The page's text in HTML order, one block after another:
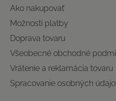
Ako nakupovať
Možnosti platby
Doprava tovaru
Všeobecné obchodné
Vrátenie a reklamácia tovaru
Spracovanie osobných